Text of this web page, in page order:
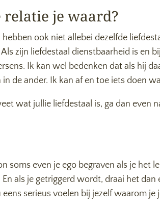
relatie je waard?
ook niet allebei dezelfde
zijn liefdestaal dienstbaarheid is en
Ik kan wel bedenken dat als hij
de ander. Ik kan af en toe iets doen
wat jullie liefdestaal is, ga dan even
soms even je ego begraven als je het
En als je getriggerd wordt, draai het
eens serieus voelen bij jezelf waarom